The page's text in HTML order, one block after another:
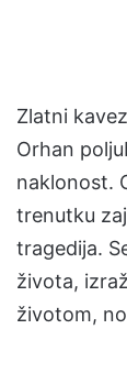
Zlatni
Orhan
naklonost.
trenutku
tragedija.
života,
životom,